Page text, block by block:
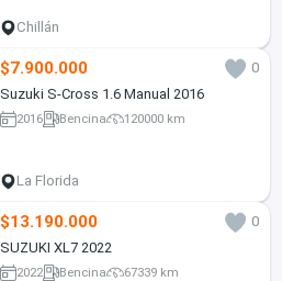
Chillán
$7.900.000
0
Suzuki S-Cross 1.6 Manual 2016
2016 Bencina 120000 km
La Florida
$13.190.000
0
SUZUKI XL7 2022
2022 Bencina 67339 km